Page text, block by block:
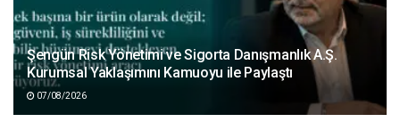
Şengün Risk Yönetimi ve Sigorta Danışmanlık A.Ş.
Kurumsal Yaklaşımını Kamuoyu ile Paylaştı
07/08/2026